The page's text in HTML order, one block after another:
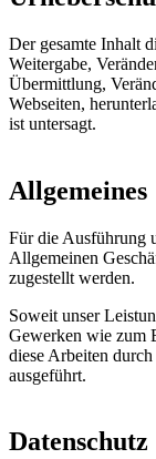
Der gesamte Inhalt
Weitergabe,
Übermittlung,
Webseiten,
ist untersagt.
Allgemeines
Für die Ausführung
Allgemeinen
zugestellt werden.
Soweit unser
Gewerken wie zum
diese Arbeiten
ausgeführt.
Datenschutz